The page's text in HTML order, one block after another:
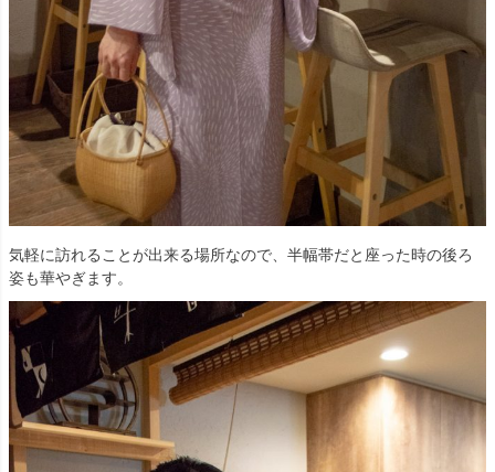
気軽に訪れることが出来る場所なので、半幅帯だと座った時の後ろ
姿も華やぎます。